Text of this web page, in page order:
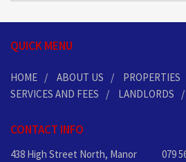
QUICK MENU
HOME ABOUT US
PROPERTIES
SERVICES AND FEES
LANDLORDS
CONTACT INFO
438 High Street North, Manor 079